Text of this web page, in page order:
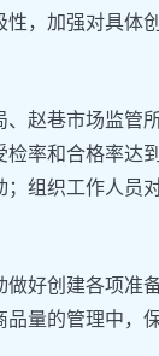
，加强对具体
赵巷市场监管
率和合格率达
组织工作人员
好创建各项准
量的管理中，